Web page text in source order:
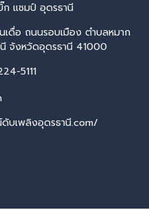
แชมป์ อุดรธานี
ดื่อ ถนนรอบเมือง ตำบลหมาก
จังหวัดอุดรธานี 41000
5111
เพลิงอุดรธานี.com/